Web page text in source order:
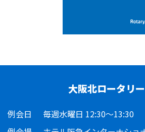
大阪北ロータリ
例会日
毎週水曜日 12:30～13:30